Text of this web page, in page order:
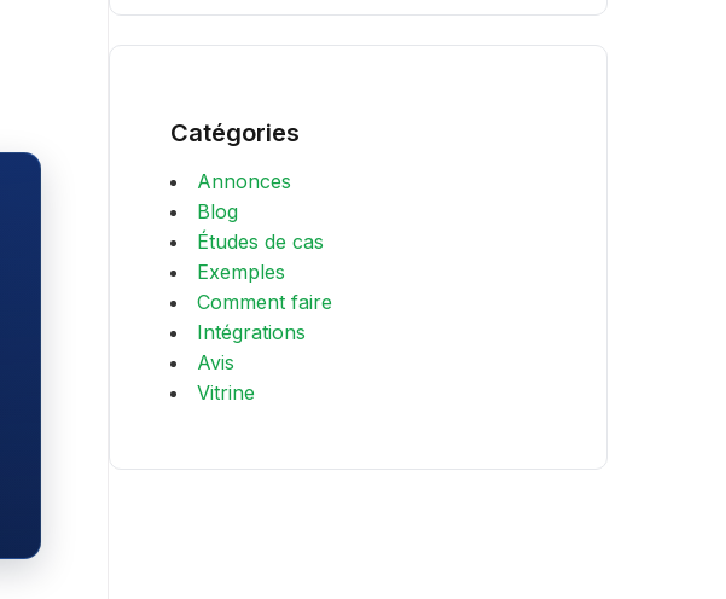
Catégories
Annonces
Blog
Études de cas
Exemples
Comment faire
Intégrations
Avis
Vitrine